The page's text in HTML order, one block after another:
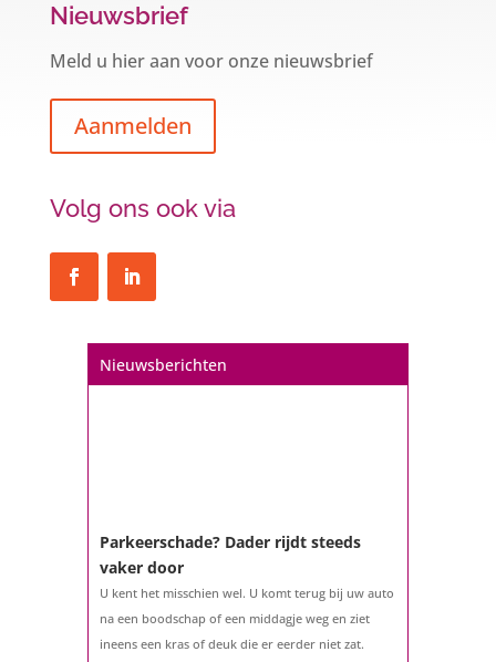
Nieuwsbrief
Meld u hier aan voor onze nieuwsbrief
Aanmelden
Volg ons ook via
Nieuwsberichten
Parkeerschade? Dader rijdt steeds
vaker door
U kent het misschien wel. U komt terug bij uw auto
na een boodschap of een middagje weg en ziet
ineens een kras of deuk die er eerder niet zat.